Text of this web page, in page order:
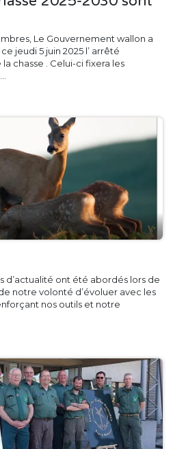
Le Gouvernement wallon a
jeudi 5 juin 2025 l’ arrêté
chasse . Celui-ci fixera les
d’actualité ont été abordés lors de
notre volonté d’évoluer avec les
nos outils et notre